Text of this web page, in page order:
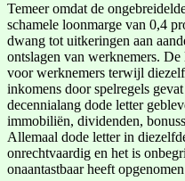
Temeer omdat de
schamele loonmarge van 0,4
dwang tot uitkeringen aan
ontslagen van werknemers.
voor werknemers terwijl
inkomens door spelregels
decennialang dode letter
immobiliën, dividenden,
Allemaal dode letter in
onrechtvaardig en het is
onaantastbaar heeft